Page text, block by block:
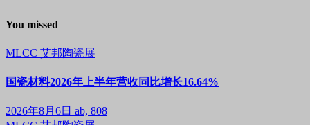
You missed
MLCC 艾邦陶瓷展
国瓷材料2026年上半年营收同比增长16.64%
2026年8月6日 ab, 808